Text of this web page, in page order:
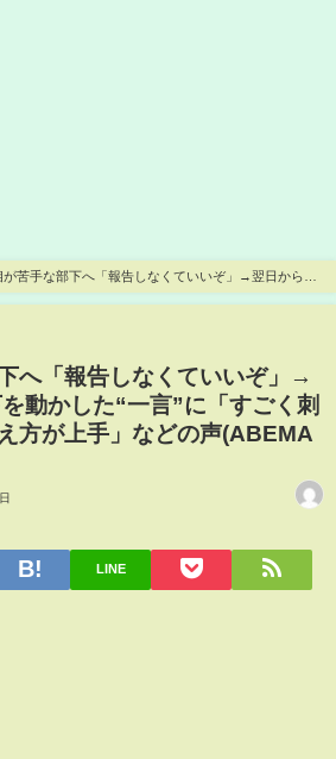
が苦手な部下へ「報告しなくていいぞ」→翌日から改
く刺さりました」「伝え方が上手」などの声(ABEMA
へ「報告しなくていいぞ」→
動かした“一言”に「すごく刺
方が上手」などの声(ABEMA
LINE